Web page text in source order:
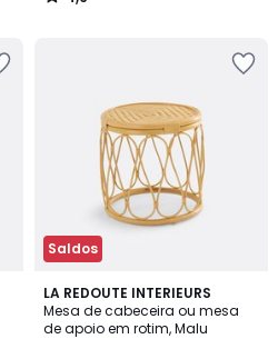
/
Saldos
LA REDOUTE INTERIEURS
Mesa de cabeceira ou mesa
de apoio em rotim, Malu
4,4
/ 5